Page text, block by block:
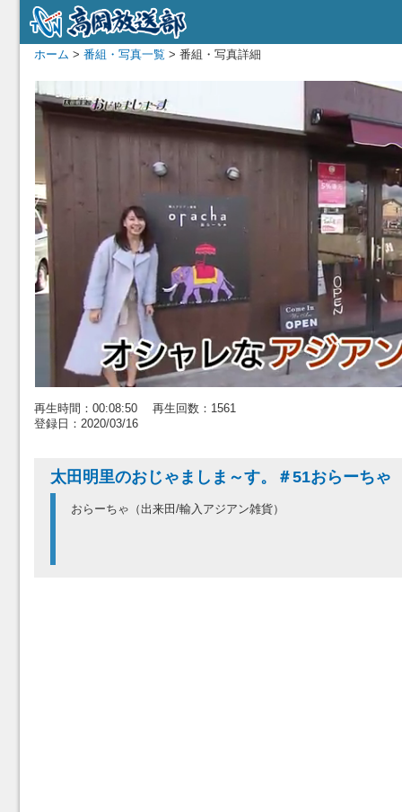
ホーム > 番組・写真一覧 > 番組・写真詳細
再生時間：00:08:50 再生回数：1561
登録日：2020/03/16
太田明里のおじゃましま～す。＃51おらーちゃ
おらーちゃ（出来田/輸入アジアン雑貨）